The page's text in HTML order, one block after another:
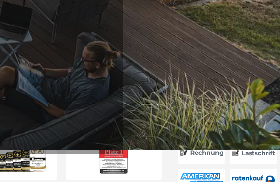
Bearbeitung wurde
umgehend erledigt“
04.08.2026
Versand
Akzeptierte